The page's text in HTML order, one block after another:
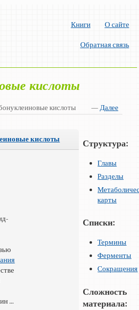
Книги О сайте
Обратная связь
кислоты
—Далее
кислоты
кислоты
...
Структура:
Главы
Разделы
карты
Списки:
Термины
Ферменты
Сокращения
Сложность
материала: